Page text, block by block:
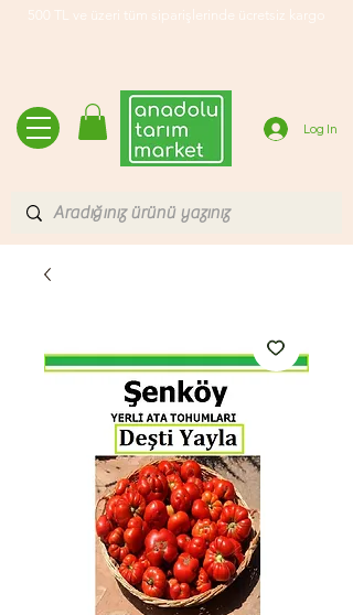
500 TL ve üzeri tüm siparişlerinde ücretsiz kargo
Log In